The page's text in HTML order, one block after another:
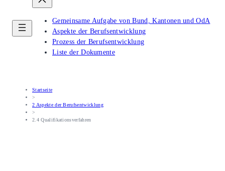
Gemeinsame Aufgabe von Bund, Kantonen und OdA
Aspekte der Berufsentwicklung
Prozess der Berufsentwicklung
Liste der Dokumente
Startseite
>
2 Aspekte der Berufsentwicklung
>
2.4 Qualifikationsverfahren